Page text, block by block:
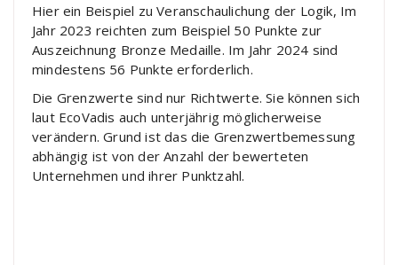
Hier ein Beispiel zu Veranschaulichung der Logik, Im
Jahr 2023 reichten zum Beispiel 50 Punkte zur
Auszeichnung Bronze Medaille. Im Jahr 2024 sind
mindestens 56 Punkte erforderlich.
Die Grenzwerte sind nur Richtwerte. Sie können sich
laut EcoVadis auch unterjährig möglicherweise
verändern. Grund ist das die Grenzwertbemessung
abhängig ist von der Anzahl der bewerteten
Unternehmen und ihrer Punktzahl.